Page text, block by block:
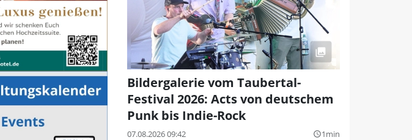
Bildergalerie vom Taubertal-
Festival 2026: Acts von deutschem
Punk bis Indie-Rock
07.08.2026 09:42 query_builder1min